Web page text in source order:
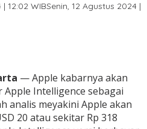
12:02 WIBSenin, 12 Agustus 2024 |
— Apple kabarnya akan
Intelligence sebagai
analis meyakini Apple akan
20 atau sekitar Rp 318